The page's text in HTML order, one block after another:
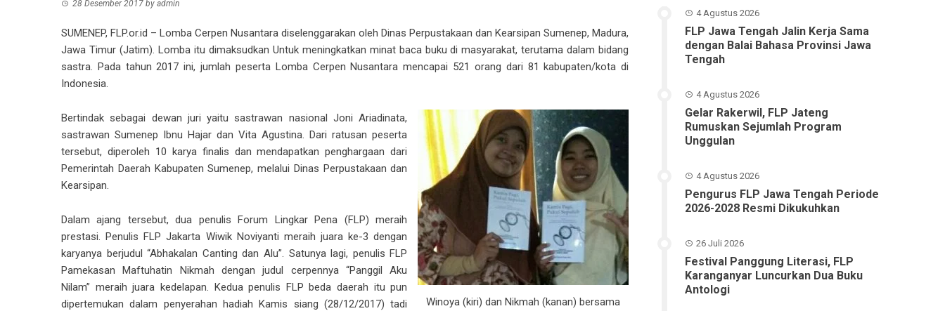
28 Desember 2017 by admin
SUMENEP, FLP.or.id – Lomba Cerpen Nusantara diselenggarakan oleh Dinas Perpustakaan dan Kearsipan Sumenep, Madura,
Jawa Timur (Jatim). Lomba itu dimaksudkan Untuk meningkatkan minat baca buku di masyarakat, terutama dalam bidang
sastra. Pada tahun 2017 ini, jumlah peserta Lomba Cerpen Nusantara mencapai 521 orang dari 81 kabupaten/kota di
Indonesia.
Winoya (kiri) dan Nikmah (kanan) bersama
Bertindak sebagai dewan juri yaitu sastrawan nasional Joni Ariadinata,
sastrawan Sumenep Ibnu Hajar dan Vita Agustina. Dari ratusan peserta
tersebut, diperoleh 10 karya finalis dan mendapatkan penghargaan dari
Pemerintah Daerah Kabupaten Sumenep, melalui Dinas Perpustakaan dan
Kearsipan.
Dalam ajang tersebut, dua penulis Forum Lingkar Pena (FLP) meraih
prestasi. Penulis FLP Jakarta Wiwik Noviyanti meraih juara ke-3 dengan
karyanya berjudul “Abhakalan Canting dan Alu”. Satunya lagi, penulis FLP
Pamekasan Maftuhatin Nikmah dengan judul cerpennya “Panggil Aku
Nilam” meraih juara kedelapan. Kedua penulis FLP beda daerah itu pun
dipertemukan dalam penyerahan hadiah Kamis siang (28/12/2017) tadi
4 Agustus 2026
FLP Jawa Tengah Jalin Kerja Sama
dengan Balai Bahasa Provinsi Jawa
Tengah
4 Agustus 2026
Gelar Rakerwil, FLP Jateng
Rumuskan Sejumlah Program
Unggulan
4 Agustus 2026
Pengurus FLP Jawa Tengah Periode
2026-2028 Resmi Dikukuhkan
26 Juli 2026
Festival Panggung Literasi, FLP
Karanganyar Luncurkan Dua Buku
Antologi